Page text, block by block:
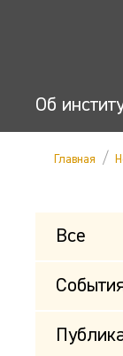
Об
Главная /
Все